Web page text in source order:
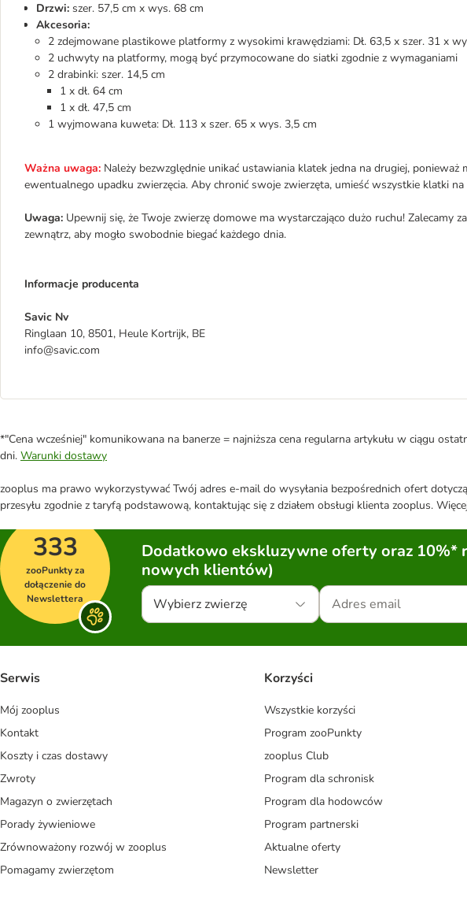
Drzwi: szer. 57,5 cm x wys. 68 cm
Akcesoria:
2 zdejmowane plastikowe platformy z wysokimi krawędziami: Dł. 63,5 x szer. 31 x
2 uchwyty na platformy, mogą być przymocowane do siatki zgodnie z wymaganiami
2 drabinki: szer. 14,5 cm
1 x dł. 64 cm
1 x dł. 47,5 cm
1 wyjmowana kuweta: Dł. 113 x szer. 65 x wys. 3,5 cm
Ważna uwaga: Należy bezwzględnie unikać ustawiania klatek jedna na drugiej, ponieważ
ewentualnego upadku zwierzęcia. Aby chronić swoje zwierzęta, umieść wszystkie klatki
Uwaga: Upewnij się, że Twoje zwierzę domowe ma wystarczająco dużo ruchu! Zalecamy
zewnątrz, aby mogło swobodnie biegać każdego dnia.
Informacje producenta
Savic Nv
Ringlaan 10, 8501, Heule Kortrijk, BE
info@savic.com
*"Cena wcześniej" komunikowana na banerze = najniższa cena regularna artykułu w ciągu
dni. Warunki dostawy
zooplus ma prawo wykorzystywać Twój adres e-mail do wysyłania bezpośrednich ofert
przesyłu zgodnie z taryfą podstawową, kontaktując się z działem obsługi klienta zooplus.
333
zooPunkty za
dołączenie do
Newslettera
Dodatkowo ekskluzywne oferty oraz 10%*
nowych klientów)
Wybierz zwierzę
Serwis
Mój zooplus
Kontakt
Koszty i czas dostawy
Zwroty
Magazyn o zwierzętach
Porady żywieniowe
Zrównoważony rozwój w zooplus
Pomagamy zwierzętom
Korzyści
Wszystkie korzyści
Program zooPunkty
zooplus Club
Program dla schronisk
Program dla hodowców
Program partnerski
Aktualne oferty
Newsletter